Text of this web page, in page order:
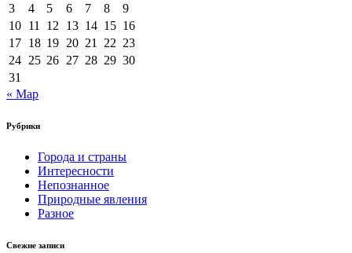
3
4 5 6 7 8
9
10 11 12 13 14 15 16
17 18 19 20 21 22 23
24 25 26 27 28 29 30
31
« Мар
Рубрики
Города и страны
Интересности
Непознанное
Природные явления
Разное
Свежие записи